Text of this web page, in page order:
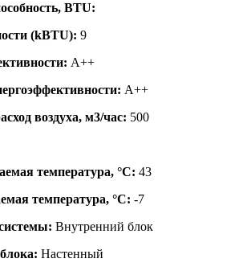
BTU:
(kBTU): 9
A++
A++
воздуха, м3/час: 500
температура, °C: 43
температура, °C: -7
Внутренний блок
Настенный